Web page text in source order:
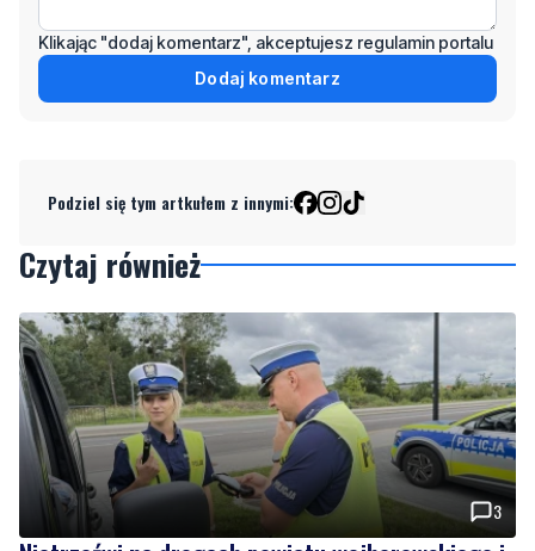
3
Nietrzeźwi na drogach powiatu wejherowskiego i
puckiego. Policja przeprowadziła akcję
„Trzeźwość”